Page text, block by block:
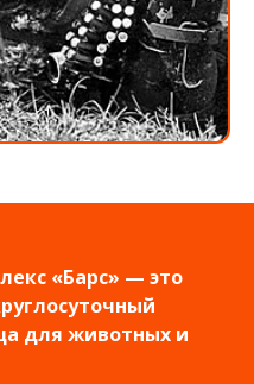
«Барс» — это
для животных и